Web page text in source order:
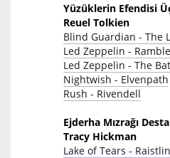
Yüzüklerin Efendisi
Reuel Tolkien
Blind Guardian - The
Led Zeppelin -
Led Zeppelin - The
Nightwish - Elvenpath
Rush - Rivendell
Ejderha Mızrağı
Tracy Hickman
Lake of Tears -